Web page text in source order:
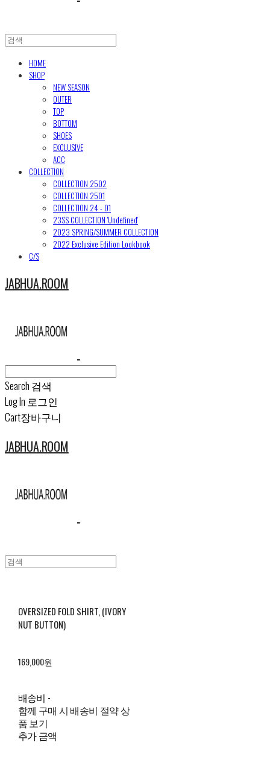
HOME
SHOP
NEW SEASON
OUTER
TOP
BOTTOM
SHOES
EXCLUSIVE
ACC
COLLECTION
COLLECTION 2502
COLLECTION 2501
COLLECTION 24 - 01
23SS COLLECTION 'Undefined'
2023 SPRING/SUMMER COLLECTION
2022 Exclusive Edition Lookbook
C/S
JABHUA.ROOM
Search 검색
Log In 로그인
Cart장바구니
JABHUA.ROOM
OVERSIZED FOLD SHIRT, (IVORY
NUT BUTTON)
169,000원
배송비 -
함께 구매 시 배송비 절약 상
품 보기
추가 금액